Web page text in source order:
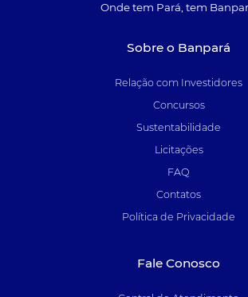
Onde tem Pará, tem
Sobre o Banpará
Relação com Investidores
Concursos
Sustentabilidade
Licitações
FAQ
Contatos
Política de Privacidade
Fale Conosco